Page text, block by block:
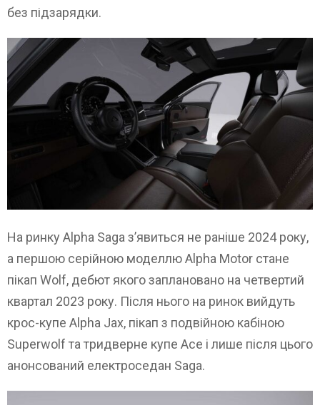
без підзарядки.
На ринку Alpha Saga з’явиться не раніше 2024 року,
а першою серійною моделлю Alpha Motor стане
пікап Wolf, дебют якого заплановано на четвертий
квартал 2023 року. Після нього на ринок вийдуть
крос-купе Alpha Jax, пікап з подвійною кабіною
Superwolf та тридверне купе Ace і лише після цього
анонсований електроседан Saga.